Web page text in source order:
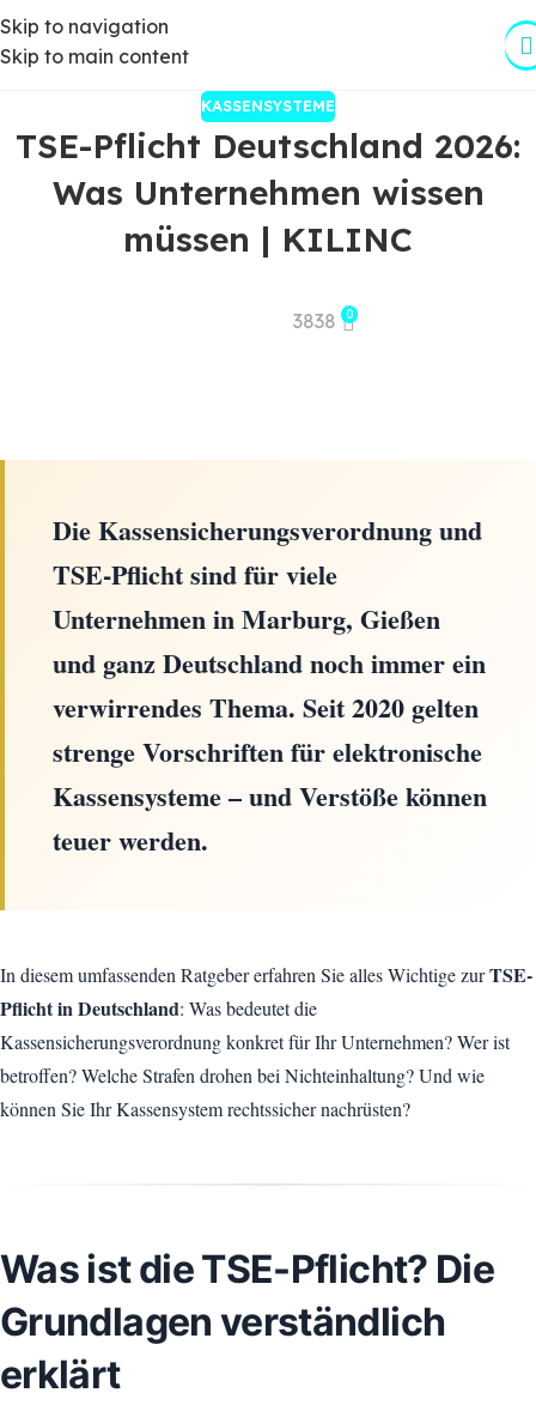
Skip to navigation
Skip to main content
KASSENSYSTEME
TSE-Pflicht Deutschland 2026:
Was Unternehmen wissen
müssen | KILINC
3838 0
Die Kassensicherungsverordnung und
TSE-Pflicht sind für viele
Unternehmen in Marburg, Gießen
und ganz Deutschland noch immer ein
verwirrendes Thema. Seit 2020 gelten
strenge Vorschriften für elektronische
Kassensysteme – und Verstöße können
teuer werden.
In diesem umfassenden Ratgeber erfahren Sie alles Wichtige zurTSE-
Pflicht in Deutschland: Was bedeutet die
Kassensicherungsverordnung konkret für Ihr Unternehmen? Wer ist
betroffen? Welche Strafen drohen bei Nichteinhaltung? Und wie
können Sie Ihr Kassensystem rechtssicher nachrüsten?
Was ist die TSE-Pflicht? Die
Grundlagen verständlich
erklärt